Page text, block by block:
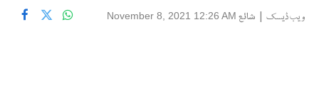
ویب ڈیسک | شائع November 8, 2021 12:26 AM